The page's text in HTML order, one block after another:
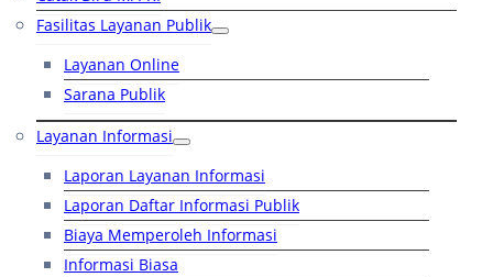
Fasilitas Layanan Publik
Layanan Online
Sarana Publik
Layanan Informasi
Laporan Layanan Informasi
Laporan Daftar Informasi Publik
Biaya Memperoleh Informasi
Informasi Biasa